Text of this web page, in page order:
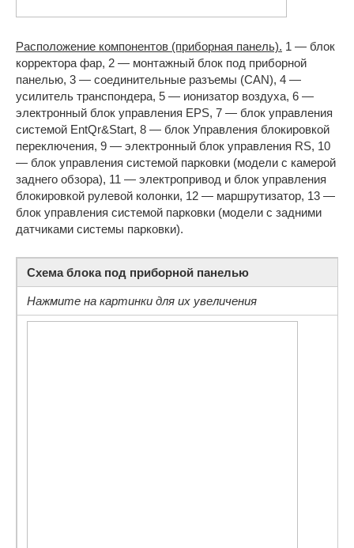
Расположение компонентов (приборная панель). 1 — блок
корректора фар, 2 — монтажный блок под приборной
панелью, 3 — соединительные разъемы (CAN), 4 —
усилитель транспондера, 5 — ионизатор воздуха, 6 —
электронный блок управления EPS, 7 — блок управления
системой EntQr&Start, 8 — блок Управления блокировкой
переключения, 9 — электронный блок управления RS, 10
— блок управления системой парковки (модели с камерой
заднего обзора), 11 — электропривод и блок управления
блокировкой рулевой колонки, 12 — маршрутизатор, 13 —
блок управления системой парковки (модели с задними
датчиками системы парковки).
Схема блока под приборной панелью
Нажмите на картинки для их увеличения